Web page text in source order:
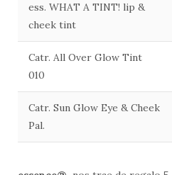
ess. WHAT A TINT! lip &
cheek tint
Catr. All Over Glow Tint
010
Catr. Sun Glow Eye & Cheek
Pal.